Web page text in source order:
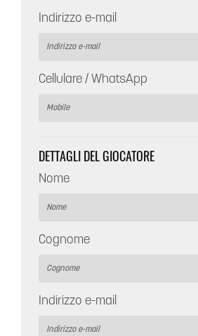
Indirizzo e-mail
Cellulare / WhatsApp
DETTAGLI DEL GIOCATORE
Nome
Cognome
Indirizzo e-mail